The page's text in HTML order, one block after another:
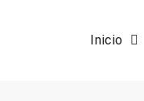
Inicio